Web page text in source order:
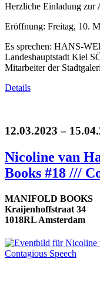
Herzliche Einladung zur
Eröffnung: Freitag, 10.
Es sprechen: HANS-
Landeshauptstadt Kiel
Mitarbeiter der
Details
12.03.2023 –
Nicoline van
Books #18 ///
MANIFOLD BOOKS
Kraijenhoffstraat 34
1018RL Amsterdam